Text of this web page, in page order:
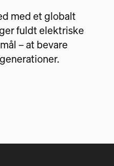
med et globalt
fuldt elektriske
– at bevare